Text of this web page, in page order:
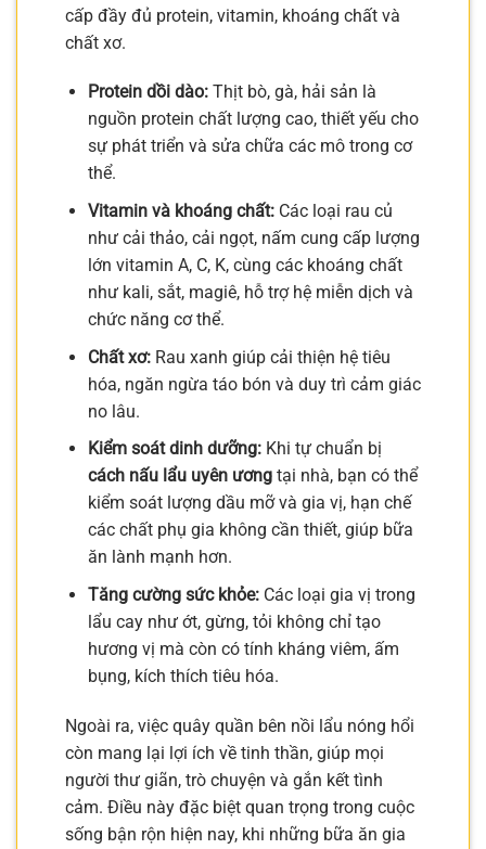
cấp đầy đủ protein, vitamin, khoáng chất và
chất xơ.
Protein dồi dào:Thịt bò, gà, hải sản là
nguồn protein chất lượng cao, thiết yếu cho
sự phát triển và sửa chữa các mô trong cơ
thể.
Vitamin và khoáng chất:Các loại rau củ
như cải thảo, cải ngọt, nấm cung cấp lượng
lớn vitamin A, C, K, cùng các khoáng chất
như kali, sắt, magiê, hỗ trợ hệ miễn dịch và
chức năng cơ thể.
Chất xơ:Rau xanh giúp cải thiện hệ tiêu
hóa, ngăn ngừa táo bón và duy trì cảm giác
no lâu.
Kiểm soát dinh dưỡng:Khi tự chuẩn bị
cách nấu lẩu uyên ươngtại nhà, bạn có thể
kiểm soát lượng dầu mỡ và gia vị, hạn chế
các chất phụ gia không cần thiết, giúp bữa
ăn lành mạnh hơn.
Tăng cường sức khỏe:Các loại gia vị trong
lẩu cay như ớt, gừng, tỏi không chỉ tạo
hương vị mà còn có tính kháng viêm, ấm
bụng, kích thích tiêu hóa.
Ngoài ra, việc quây quần bên nồi lẩu nóng hổi
còn mang lại lợi ích về tinh thần, giúp mọi
người thư giãn, trò chuyện và gắn kết tình
cảm. Điều này đặc biệt quan trọng trong cuộc
sống bận rộn hiện nay, khi những bữa ăn gia